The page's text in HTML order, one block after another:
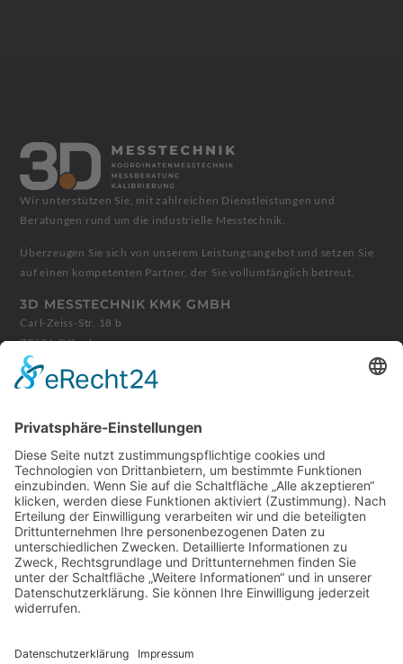
Wir unterstützen Sie, mit zahlreichen Dienstleistungen und
Beratungen rund um die industrielle Messtechnik.
Überzeugen Sie sich von unserem Leistungsangebot und setzen Sie
auf einen kompetenten Partner, der Sie vollumfänglich betreut.
3D MESSTECHNIK KMK GMBH
Carl-Zeiss-Str. 18 b
77656 Offenburg
+49 781 9904727
info@3d-messtechnik.de
Montag - Donnerstag:
13:00 - 17:00 Uhr
Freitag:
08:00 - 14:00 Uhr
Abweichende Zeiten können Sie vereinbaren, rufen Sie uns vorher
an.
LEISTUNGEN
Kalibrierung